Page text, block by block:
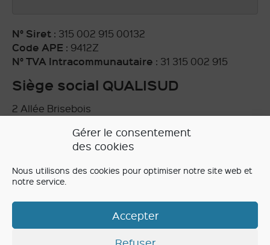
Gérer le consentement
des cookies
Nous utilisons des cookies pour optimiser notre site web et
notre service.
Accepter
Refuser
N° Siret : 315 002 915 00132
Code APE : 9412Z
N° TVA Intracommunautaire : 31 315 002 915
Siège social QUALISUD
2 Allée Brisebois
: 315 002 915
: 9412Z
Osez l'avenir, le futur se créé
Mentions légales